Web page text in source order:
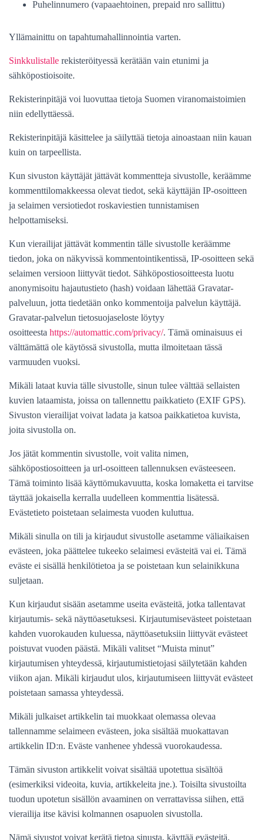
Puhelinnumero (vapaaehtoinen, prepaid nro sallittu)
Yllämainittu on tapahtumahallinnointia varten.
Sinkkulistalle rekisteröityessä kerätään vain etunimi ja
sähköpostioisoite.
Rekisterinpitäjä voi luovuttaa tietoja Suomen viranomaistoimien
niin edellyttäessä.
Rekisterinpitäjä käsittelee ja säilyttää tietoja ainoastaan niin kauan
kuin on tarpeellista.
Kun sivuston käyttäjät jättävät kommentteja sivustolle, keräämme
kommenttilomakkeessa olevat tiedot, sekä käyttäjän IP-osoitteen
ja selaimen versiotiedot roskaviestien tunnistamisen
helpottamiseksi.
Kun vierailijat jättävät kommentin tälle sivustolle keräämme
tiedon, joka on näkyvissä kommentointikentissä, IP-osoitteen sekä
selaimen versioon liittyvät tiedot. Sähköpostiosoitteesta luotu
anonymisoitu hajautustieto (hash) voidaan lähettää Gravatar-
palveluun, jotta tiedetään onko kommentoija palvelun käyttäjä.
Gravatar-palvelun tietosuojaseloste löytyy
osoitteesta https://automattic.com/privacy/. Tämä ominaisuus ei
välttämättä ole käytössä sivustolla, mutta ilmoitetaan tässä
varmuuden vuoksi.
Mikäli lataat kuvia tälle sivustolle, sinun tulee välttää sellaisten
kuvien lataamista, joissa on tallennettu paikkatieto (EXIF GPS).
Sivuston vierailijat voivat ladata ja katsoa paikkatietoa kuvista,
joita sivustolla on.
Jos jätät kommentin sivustolle, voit valita nimen,
sähköpostiosoitteen ja url-osoitteen tallennuksen evästeeseen.
Tämä toiminto lisää käyttömukavuutta, koska lomaketta ei tarvitse
täyttää jokaisella kerralla uudelleen kommenttia lisätessä.
Evästetieto poistetaan selaimesta vuoden kuluttua.
Mikäli sinulla on tili ja kirjaudut sivustolle asetamme väliaikaisen
evästeen, joka päättelee tukeeko selaimesi evästeitä vai ei. Tämä
eväste ei sisällä henkilötietoa ja se poistetaan kun selainikkuna
suljetaan.
Kun kirjaudut sisään asetamme useita evästeitä, jotka tallentavat
kirjautumis- sekä näyttöasetuksesi. Kirjautumisevästeet poistetaan
kahden vuorokauden kuluessa, näyttöasetuksiin liittyvät evästeet
poistuvat vuoden päästä. Mikäli valitset “Muista minut”
kirjautumisen yhteydessä, kirjautumistietojasi säilytetään kahden
viikon ajan. Mikäli kirjaudut ulos, kirjautumiseen liittyvät evästeet
poistetaan samassa yhteydessä.
Mikäli julkaiset artikkelin tai muokkaat olemassa olevaa
tallennamme selaimeen evästeen, joka sisältää muokattavan
artikkelin ID:n. Eväste vanhenee yhdessä vuorokaudessa.
Tämän sivuston artikkelit voivat sisältää upotettua sisältöä
(esimerkiksi videoita, kuvia, artikkeleita jne.). Toisilta sivustoilta
tuodun upotetun sisällön avaaminen on verrattavissa siihen, että
vierailija itse kävisi kolmannen osapuolen sivustolla.
Nämä sivustot voivat kerätä tietoa sinusta, käyttää evästeitä,